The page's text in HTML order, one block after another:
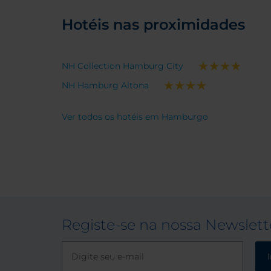
Hotéis nas proximidades
NH Collection Hamburg City
NH Hamburg Altona
Ver todos os hotéis em Hamburgo
Registe-se na nossa